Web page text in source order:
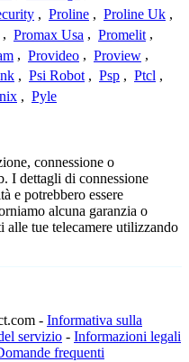
, Proline , Proline Uk ,
, Promax Usa , Promelit ,
, Provideo , Proview ,
, Psi Robot , Psp , Ptcl ,
, Pyle
connessione o
I dettagli di connessione
e potrebbero essere
alcuna garanzia o
alle tue telecamere utilizzando
- Informativa sulla
servizio - Informazioni legali
frequenti